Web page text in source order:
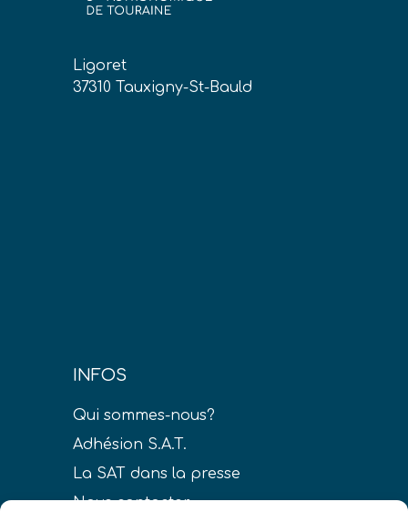
Ligoret
37310 Tauxigny-St-Bauld
INFOS
Qui sommes-nous?
Adhésion S.A.T.
La SAT dans la presse
Nous contacter